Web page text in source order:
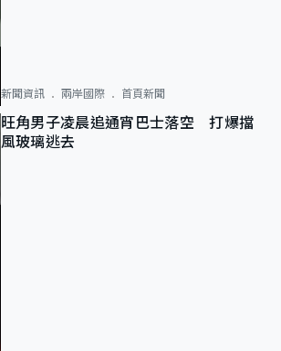
新聞資訊 兩岸國際 首頁新聞
旺角男子凌晨追通宵巴士落空 打爆擋
風玻璃逃去